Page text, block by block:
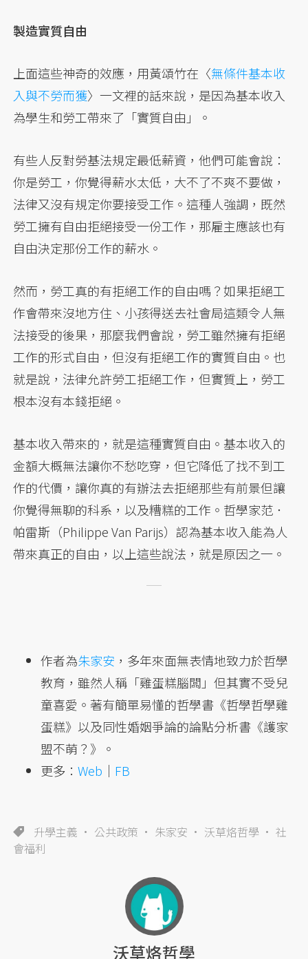
製造實質自由
上面這些神奇的效應，用黃頌竹在〈無條件基本收
入與不勞而獲〉一文裡的話來說，是因為基本收入
為學生和勞工帶來了「實質自由」。
有些人反對勞基法規定最低薪資，他們可能會說：
你是勞工，你覺得薪水太低，大不了不爽不要做，
法律又沒有規定你要接受工作。這種人強調，既然
勞工擁有自由拒絕接受一份工作，那雇主應該也有
自由決定那份工作的薪水。
然而，勞工真的有拒絕工作的自由嗎？如果拒絕工
作會帶來沒地方住、小孩得送去社會局這類令人無
法接受的後果，那麼我們會說，勞工雖然擁有拒絕
工作的形式自由，但沒有拒絕工作的實質自由。也
就是說，法律允許勞工拒絕工作，但實質上，勞工
根本沒有本錢拒絕。
基本收入帶來的，就是這種實質自由。基本收入的
金額大概無法讓你不愁吃穿，但它降低了找不到工
作的代價，讓你真的有辦法去拒絕那些有前景但讓
你覺得無聊的科系，以及糟糕的工作。哲學家范．
帕雷斯（Philippe Van Parijs）認為基本收入能為人
帶來真正的自由，以上這些說法，就是原因之一。
作者為朱家安 ，多年來面無表情地致力於哲學
教育，雖然人稱「雞蛋糕腦闆」但其實不受兒
童喜愛。著有簡單易懂的哲學書《哲學哲學雞
蛋糕》以及同性婚姻爭論的論點分析書《護家
盟不萌？》。
更多：Web ｜ FB
升學主義 公共政策 朱家安 沃草烙哲學
社
會福利
沃草烙哲學